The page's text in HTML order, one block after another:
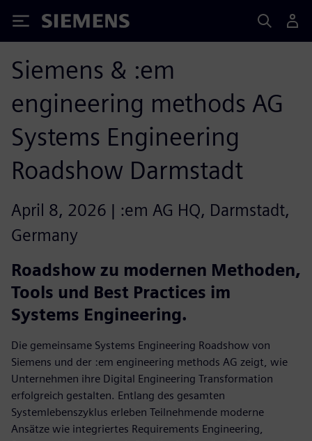
Siemens
Siemens & :em
engineering methods AG
Systems Engineering
Roadshow Darmstadt
April 8, 2026 | :em AG HQ, Darmstadt,
Germany
Roadshow zu modernen Methoden,
Tools und Best Practices im
Systems Engineering.
Die gemeinsame Systems Engineering Roadshow von
Siemens und der :em engineering methods AG zeigt, wie
Unternehmen ihre Digital Engineering Transformation
erfolgreich gestalten. Entlang des gesamten
Systemlebenszyklus erleben Teilnehmende moderne
Ansätze wie integriertes Requirements Engineering,